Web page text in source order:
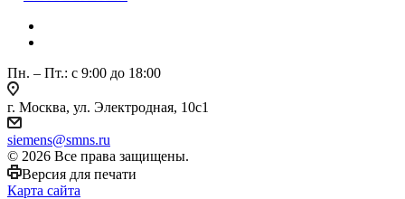
Пн. – Пт.: с 9:00 до 18:00
г. Москва, ул. Электродная, 10с1
siemens@smns.ru
© 2026 Все права защищены.
Версия для печати
Карта сайта